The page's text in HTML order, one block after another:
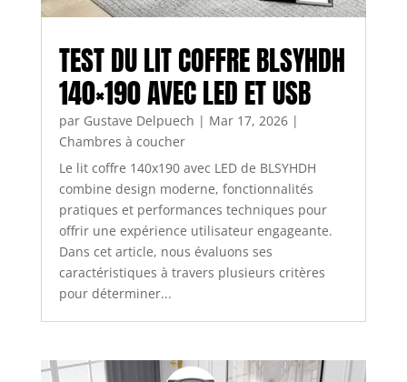
TEST DU LIT COFFRE BLSYHDH
140×190 AVEC LED ET USB
par Gustave Delpuech | Mar 17, 2026|
Chambres à coucher
Le lit coffre 140x190 avec LED de BLSYHDH
combine design moderne, fonctionnalités
pratiques et performances techniques pour
offrir une expérience utilisateur engageante.
Dans cet article, nous évaluons ses
caractéristiques à travers plusieurs critères
pour déterminer...